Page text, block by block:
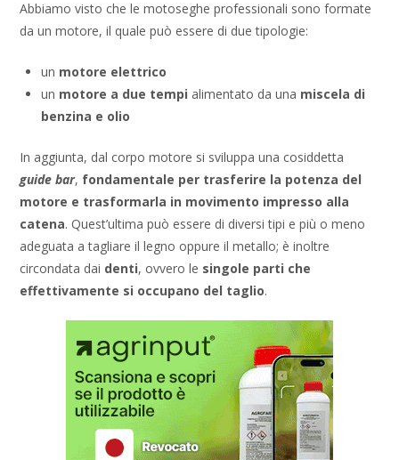
Abbiamo visto che le motoseghe professionali sono formate
da un motore, il quale può essere di due tipologie:
un motore elettrico
un motore a due tempi alimentato da una miscela di
benzina e olio
In aggiunta, dal corpo motore si sviluppa una cosiddetta
guide bar, fondamentale per trasferire la potenza del
motore e trasformarla in movimento impresso alla
catena. Quest’ultima può essere di diversi tipi e più o meno
adeguata a tagliare il legno oppure il metallo; è inoltre
circondata dai denti, ovvero le singole parti che
effettivamente si occupano del taglio.